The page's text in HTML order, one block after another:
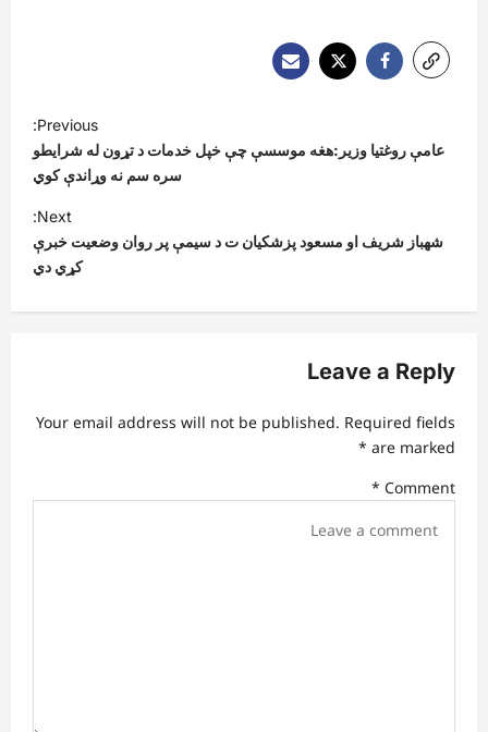
o
n
v
g
a
t
i
Previous:
عامې روغتیا وزیر:هغه موسسې چې خپل خدمات د تړون له شرایطو
سره سم نه وړاندې کوي
Next:
شهباز شریف او مسعود پزشکیان ت د سیمې پر روان وضعیت خبرې
کړي دي
Leave a Reply
Your email address will not be published. Required fields
are marked
*
Comment
*